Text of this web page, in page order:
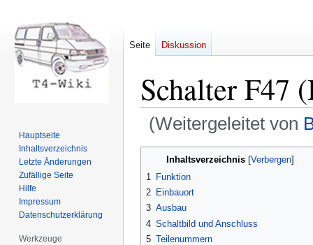
Schalter F47
(Weitergeleitet von
Inhaltsverzeichnis
1
Funktion
2 Einbauort
3 Ausbau
4 Schaltbild und Anschluss
5 Teilenummern
Seite Diskussion
Hauptseite
Inhaltsverzeichnis
Letzte Änderungen
Zufällige Seite
Hilfe
Impressum
Datenschutzerklärung
Werkzeuge